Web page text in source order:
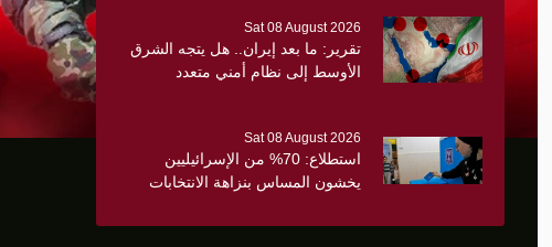
أقل من الثلث
Sat 08 August 2026
تقرير: ما بعد إيران.. هل يتجه الشرق
الأوسط إلى نظام أمني متعدد
Sat 08 August 2026
استطلاع: 70% من الإسرائيليين
يخشون المساس بنزاهة الانتخابات
والانقسام السياسي